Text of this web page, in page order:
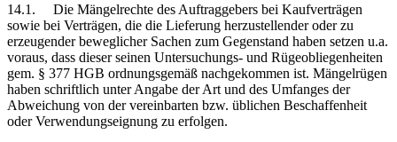
14.1. Die Mängelrechte des Auftraggebers bei Kaufverträgen
sowie bei Verträgen, die die Lieferung herzustellender oder zu
erzeugender beweglicher Sachen zum Gegenstand haben setzen u.a.
voraus, dass dieser seinen Untersuchungs- und Rügeobliegenheiten
gem. § 377 HGB ordnungsgemäß nachgekommen ist. Mängelrügen
haben schriftlich unter Angabe der Art und des Umfanges der
Abweichung von der vereinbarten bzw. üblichen Beschaffenheit
oder Verwendungseignung zu erfolgen.